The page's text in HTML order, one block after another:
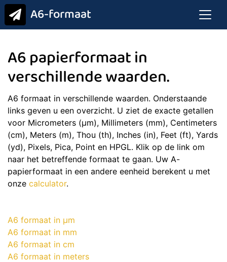
A6-formaat
A6 papierformaat in
verschillende waarden.
A6 formaat in verschillende waarden. Onderstaande
links geven u een overzicht. U ziet de exacte getallen
voor Micrometers (μm), Millimeters (mm), Centimeters
(cm), Meters (m), Thou (th), Inches (in), Feet (ft), Yards
(yd), Pixels, Pica, Point en HPGL. Klik op de link om
naar het betreffende formaat te gaan. Uw A-
papierformaat in een andere eenheid berekent u met
onze calculator.
A6 formaat in μm
A6 formaat in mm
A6 formaat in cm
A6 formaat in meters